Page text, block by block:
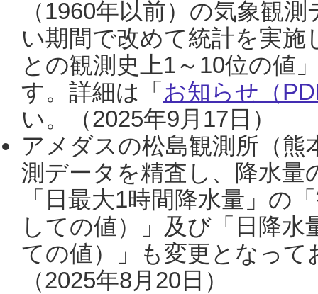
（1960年以前）の気象観
い期間で改めて統計を実
との観測史上1～10位の値
す。詳細は「 お知らせ（
い。（2025年9月17日）
アメダスの松島観測所（熊
測データを精査し、降水
「日最大1時間降水量」の
しての値）」及び「日降
ての値）」も変更となっ
（2025年8月20日）